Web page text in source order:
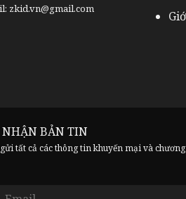
zkid.vn@gmail.com
BẢN TIN
tất cả các thông tin khuyến mại và